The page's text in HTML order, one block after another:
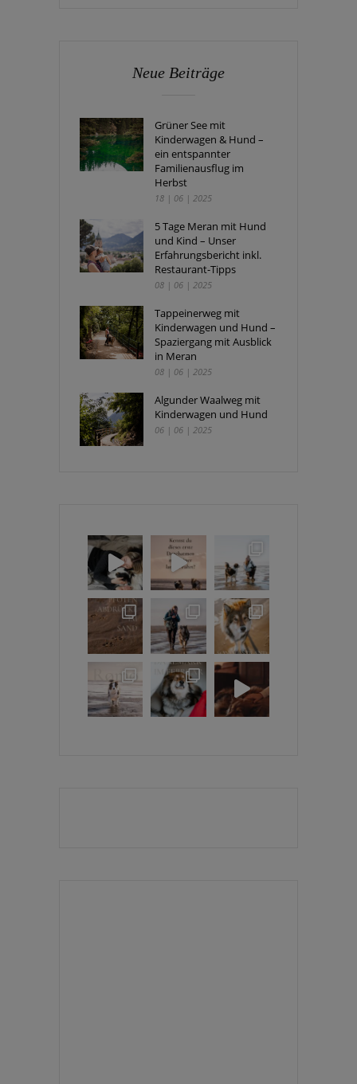
Neue Beiträge
Grüner See mit
Kinderwagen & Hund –
ein entspannter
Familienausflug im
Herbst
18 | 06 | 2025
5 Tage Meran mit Hund
und Kind – Unser
Erfahrungsbericht inkl.
Restaurant-Tipps
08 | 06 | 2025
Tappeinerweg mit
Kinderwagen und Hund –
Spaziergang mit Ausblick
in Meran
08 | 06 | 2025
Algunder Waalweg mit
Kinderwagen und Hund
06 | 06 | 2025